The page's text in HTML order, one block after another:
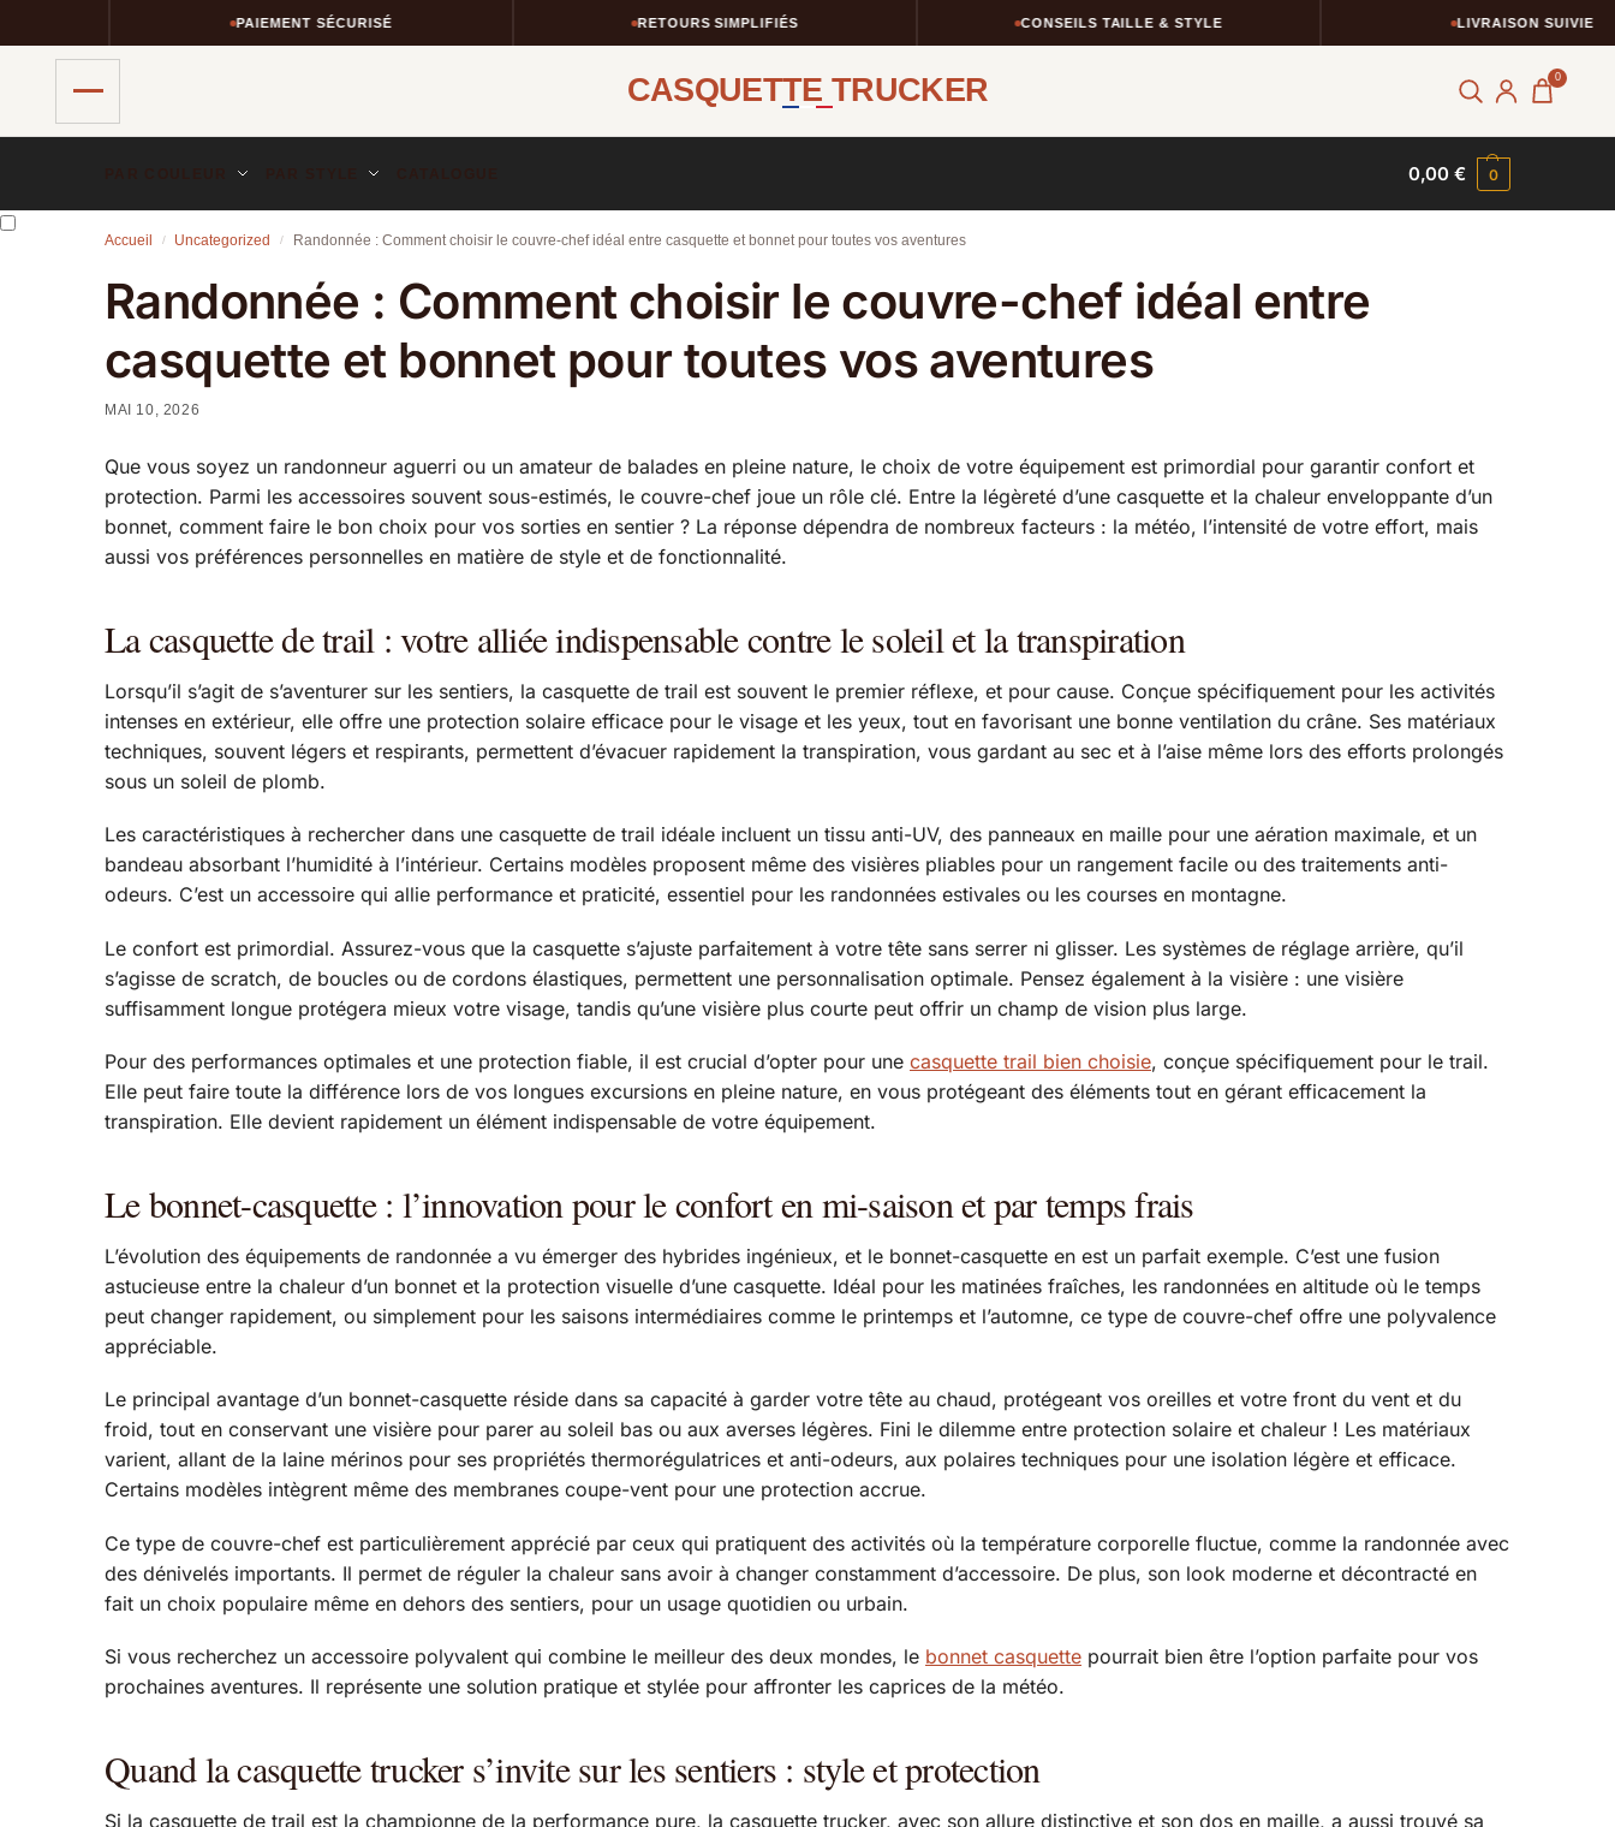
PAIEMENT SÉCURISÉ RETOURS SIMPLIFIÉS CONSEILS TAILLE & STYLE LIVRAISON SUIVIE
CASQUETTE TRUCKER 0
0,00€ 0
Accueil / Uncategorized / Randonnée : Comment choisir le couvre-chef idéal entre casquette et bonnet pour toutes vos aventures
Randonnée : Comment choisir le couvre-chef idéal entre
casquette et bonnet pour toutes vos aventures
MAI 10, 2026
Que vous soyez un randonneur aguerri ou un amateur de balades en pleine nature, le choix de votre équipement est primordial pour garantir confort et
protection. Parmi les accessoires souvent sous-estimés, le couvre-chef joue un rôle clé. Entre la légèreté d’une casquette et la chaleur enveloppante d’un
bonnet, comment faire le bon choix pour vos sorties en sentier ? La réponse dépendra de nombreux facteurs : la météo, l’intensité de votre effort, mais
aussi vos préférences personnelles en matière de style et de fonctionnalité.
La casquette de trail : votre alliée indispensable contre le soleil et la transpiration
Lorsqu’il s’agit de s’aventurer sur les sentiers, la casquette de trail est souvent le premier réflexe, et pour cause. Conçue spécifiquement pour les activités
intenses en extérieur, elle offre une protection solaire efficace pour le visage et les yeux, tout en favorisant une bonne ventilation du crâne. Ses matériaux
techniques, souvent légers et respirants, permettent d’évacuer rapidement la transpiration, vous gardant au sec et à l’aise même lors des efforts prolongés
sous un soleil de plomb.
Les caractéristiques à rechercher dans une casquette de trail idéale incluent un tissu anti-UV, des panneaux en maille pour une aération maximale, et un
bandeau absorbant l’humidité à l’intérieur. Certains modèles proposent même des visières pliables pour un rangement facile ou des traitements anti-
odeurs. C’est un accessoire qui allie performance et praticité, essentiel pour les randonnées estivales ou les courses en montagne.
Le confort est primordial. Assurez-vous que la casquette s’ajuste parfaitement à votre tête sans serrer ni glisser. Les systèmes de réglage arrière, qu’il
s’agisse de scratch, de boucles ou de cordons élastiques, permettent une personnalisation optimale. Pensez également à la visière : une visière
suffisamment longue protégera mieux votre visage, tandis qu’une visière plus courte peut offrir un champ de vision plus large.
Pour des performances optimales et une protection fiable, il est crucial d’opter pour une casquette trail bien choisie, conçue spécifiquement pour le trail.
Elle peut faire toute la différence lors de vos longues excursions en pleine nature, en vous protégeant des éléments tout en gérant efficacement la
transpiration. Elle devient rapidement un élément indispensable de votre équipement.
Le bonnet-casquette : l’innovation pour le confort en mi-saison et par temps frais
L’évolution des équipements de randonnée a vu émerger des hybrides ingénieux, et le bonnet-casquette en est un parfait exemple. C’est une fusion
astucieuse entre la chaleur d’un bonnet et la protection visuelle d’une casquette. Idéal pour les matinées fraîches, les randonnées en altitude où le temps
peut changer rapidement, ou simplement pour les saisons intermédiaires comme le printemps et l’automne, ce type de couvre-chef offre une polyvalence
appréciable.
Le principal avantage d’un bonnet-casquette réside dans sa capacité à garder votre tête au chaud, protégeant vos oreilles et votre front du vent et du
froid, tout en conservant une visière pour parer au soleil bas ou aux averses légères. Fini le dilemme entre protection solaire et chaleur ! Les matériaux
varient, allant de la laine mérinos pour ses propriétés thermorégulatrices et anti-odeurs, aux polaires techniques pour une isolation légère et efficace.
Certains modèles intègrent même des membranes coupe-vent pour une protection accrue.
Ce type de couvre-chef est particulièrement apprécié par ceux qui pratiquent des activités où la température corporelle fluctue, comme la randonnée avec
des dénivelés importants. Il permet de réguler la chaleur sans avoir à changer constamment d’accessoire. De plus, son look moderne et décontracté en
fait un choix populaire même en dehors des sentiers, pour un usage quotidien ou urbain.
Si vous recherchez un accessoire polyvalent qui combine le meilleur des deux mondes, le bonnet casquette pourrait bien être l’option parfaite pour vos
prochaines aventures. Il représente une solution pratique et stylée pour affronter les caprices de la météo.
Quand la casquette trucker s’invite sur les sentiers : style et protection
Si la casquette de trail est la championne de la performance pure, la casquette trucker, avec son allure distinctive et son dos en maille, a aussi trouvé sa